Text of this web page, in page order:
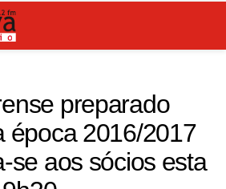
preparado
época 2016/2017
se aos sócios esta